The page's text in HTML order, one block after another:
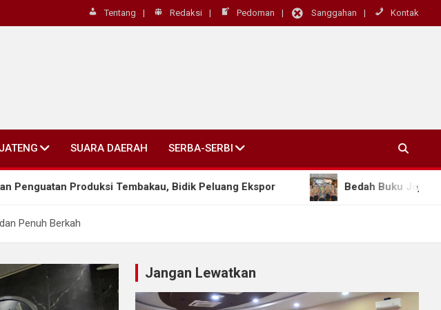
Tentang Redaksi Pedoman Sanggahan Kontak
SUARA DAERAH SERBA-SERBI
Tembakau, Bidik Peluang Ekspor Bedah Buku Jejak Kerukunan
Penuh Berkah
Jangan Lewatkan